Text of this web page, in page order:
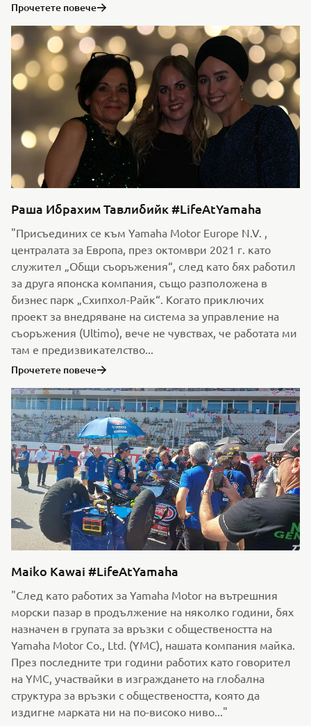
Прочетете повече
Раша Ибрахим Тавлибийк #LifeAtYamaha
"Присъединих се към Yamaha Motor Europe N.V. ,
централата за Европа, през октомври 2021 г. като
служител „Общи съоръжения“, след като бях работил
за друга японска компания, също разположена в
бизнес парк „Схипхол-Райк“. Когато приключих
проект за внедряване на система за управление на
съоръжения (Ultimo), вече не чувствах, че работата ми
там е предизвикателство...
Прочетете повече
Maiko Kawai #LifeAtYamaha
"След като работих за Yamaha Motor на вътрешния
морски пазар в продължение на няколко години, бях
назначен в групата за връзки с обществеността на
Yamaha Motor Co., Ltd. (YMC), нашата компания майка.
През последните три години работих като говорител
на YMC, участвайки в изграждането на глобална
структура за връзки с обществеността, която да
издигне марката ни на по-високо ниво..."